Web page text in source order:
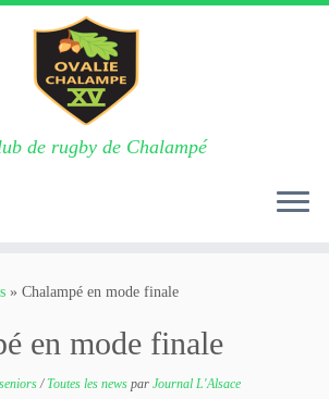
de rugby de Chalampé
» Chalampé en mode finale
en mode finale
/Toutes les news par Journal L'Alsace